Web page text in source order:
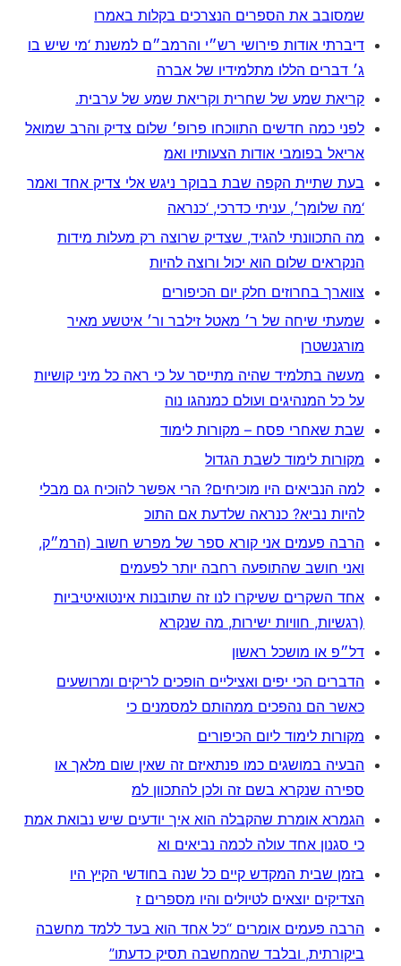
שמסובב את הספרים הנצרכים בקלות באמרו
דיברתי אודות פירושי רש״י והרמב״ם למשנת ‘מי שיש בו
ג׳ דברים הללו מתלמידיו של אברה
קריאת שמע של שחרית וקריאת שמע של ערבית.
לפני כמה חדשים התווכחו פרופ׳ שלום צדיק והרב שמואל
אריאל בפומבי אודות הצעותיו ואמ
בעת שתיית הקפה שבת בבוקר ניגש אלי צדיק אחד ואמר
‘מה שלומך׳, עניתי כדרכי, ‘כנראה
מה התכוונתי להגיד, שצדיק שרוצה רק מעלות מידות
הנקראים שלום הוא יכול ורוצה להיות
צווארך בחרוזים חלק יום הכיפורים
שמעתי שיחה של ר׳ מאטל זילבר ור׳ איטשע מאיר
מורגנשטרן
מעשה בתלמיד שהיה מתייסר על כי ראה כל מיני קושיות
על כל המנהיגים ועולם כמנהגו נוה
שבת שאחרי פסח – מקורות לימוד
מקורות לימוד לשבת הגדול
למה הנביאים היו מוכיחים? הרי אפשר להוכיח גם מבלי
להיות נביא? כנראה שלדעת אם התוכ
הרבה פעמים אני קורא ספר של מפרש חשוב (הרמ״ק,
ואני חושב שהתופעה רחבה יותר לפעמים
אחד השקרים ששיקרו לנו זה שתובנות אינטואיטיביות
(רגשיות, חוויות ישירות, מה שנקרא
דל״פ או מושכל ראשון
הדברים הכי יפים ואציליים הופכים לריקים ומרושעים
כאשר הם נהפכים ממהותם למסמנים כי
מקורות לימוד ליום הכיפורים
הבעיה במושגים כמו פנתאיזם זה שאין שום מלאך או
ספירה שנקרא בשם זה ולכן להתכוון למ
הגמרא אומרת שהקבלה הוא איך יודעים שיש נבואת אמת
כי סגנון אחד עולה לכמה נביאים וא
בזמן שבית המקדש קיים כל שנה בחודשי הקיץ היו
הצדיקים יוצאים לטיולים והיו מספרים ז
הרבה פעמים אומרים “כל אחד הוא בעד ללמד מחשבה
ביקורתית, ובלבד שהמחשבה תסיק כדעתו”